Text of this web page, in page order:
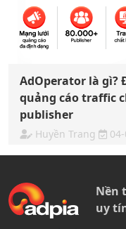
AdOperator là gì?
quảng cáo traffic
publisher
Huyền Trang
Nền
uy